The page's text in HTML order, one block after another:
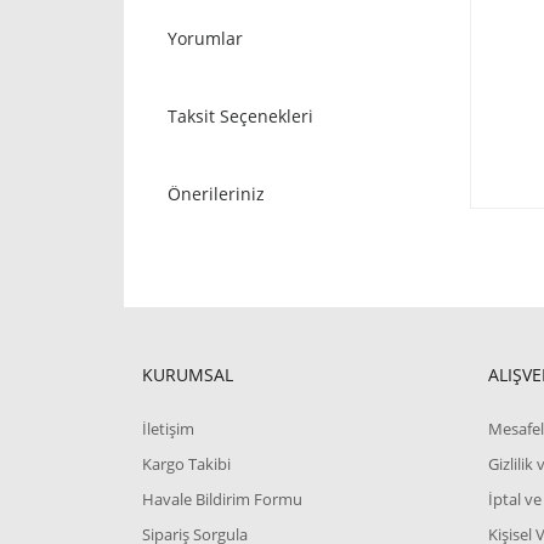
Yorumlar
Taksit Seçenekleri
Önerileriniz
KURUMSAL
İletişim
Kargo Takibi
Havale Bildirim Formu
Sipariş Sorgula
Gizlilik
İptal ve
Kişisel